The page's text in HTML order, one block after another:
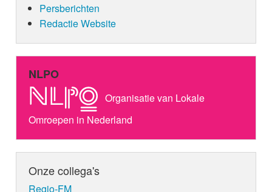
Persberichten
Redactie Website
NLPO
Organisatie van Lokale
Omroepen in Nederland
Onze collega's
Regio-FM